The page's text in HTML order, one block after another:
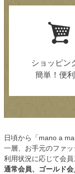
ショッピン
簡単！便利
日頃から「mano a
一層、お手元のファ
利用状況に応じて会員
通常会員、ゴールド